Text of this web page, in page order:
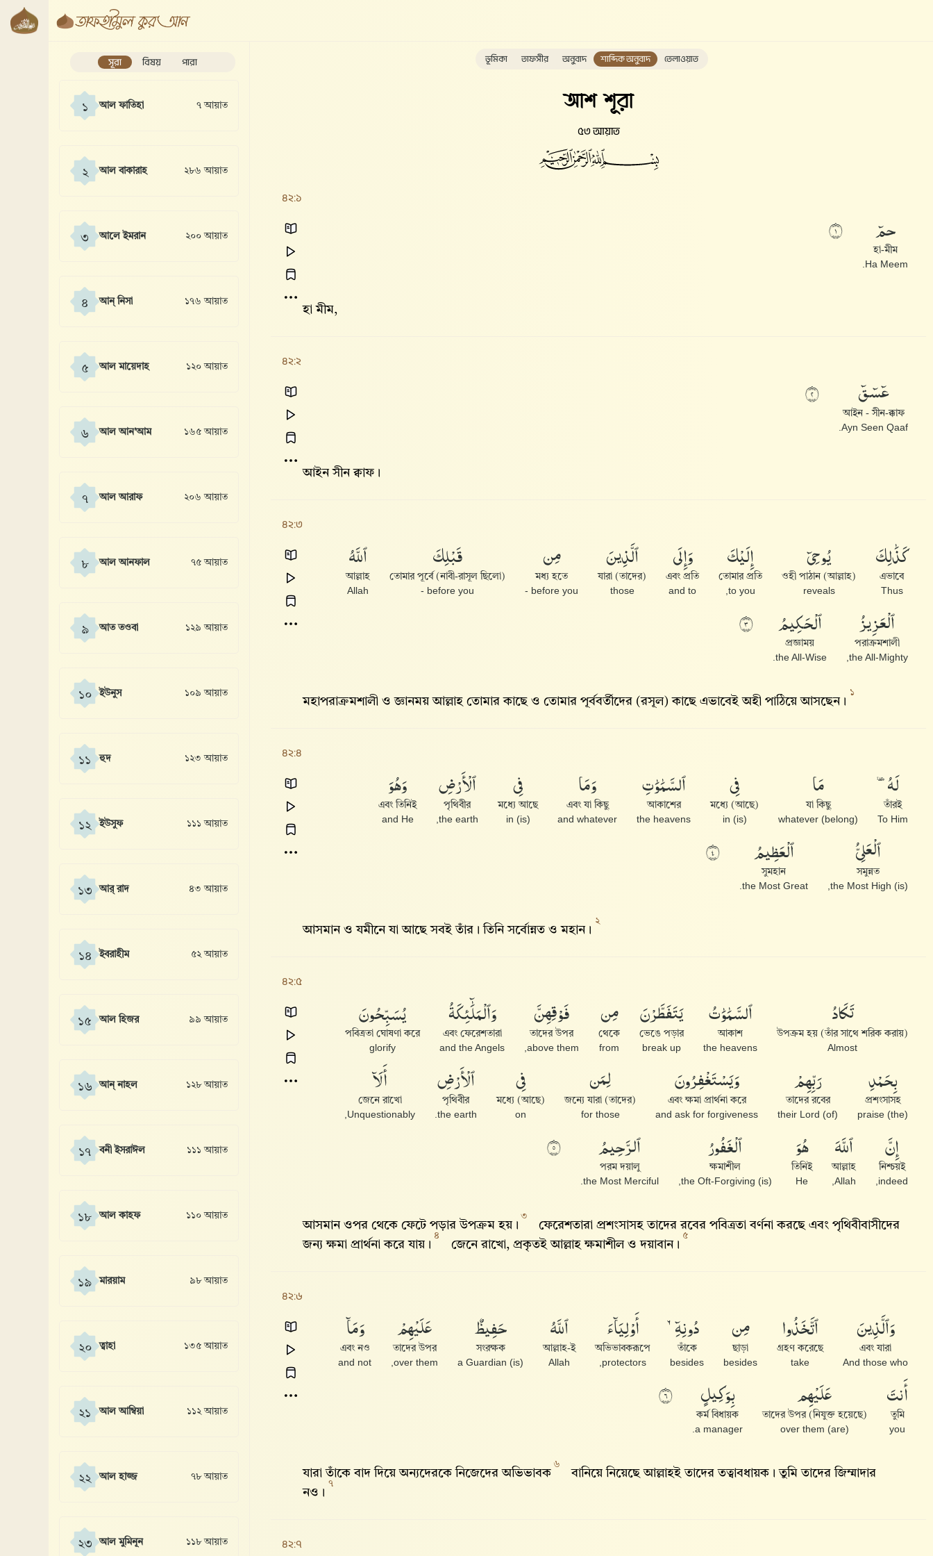
সূরা বিষয় পারা
১ আল ফাতিহা ৭ আয়াত
২ আল বাকারাহ ২৮৬ আয়াত
৩ আলে ইমরান ২০০ আয়াত
৪ আন্ নিসা ১৭৬ আয়াত
৫ আল মায়েদাহ ১২০ আয়াত
৬ আল আন'আম ১৬৫ আয়াত
৭ আল আরাফ ২০৬ আয়াত
৮ আল আনফাল ৭৫ আয়াত
৯ আত তওবা ১২৯ আয়াত
১০ ইউনুস ১০৯ আয়াত
১১ হুদ ১২৩ আয়াত
১২ ইউসুফ ১১১ আয়াত
১৩ আর্ রাদ ৪৩ আয়াত
১৪ ইবরাহীম ৫২ আয়াত
১৫ আল হিজর ৯৯ আয়াত
১৬ আন্ নাহল ১২৮ আয়াত
১৭ বনী ইসরাঈল ১১১ আয়াত
১৮ আল কাহফ ১১০ আয়াত
১৯ মারয়াম ৯৮ আয়াত
২০ ত্বাহা ১৩৫ আয়াত
২১ আল আম্বিয়া ১১২ আয়াত
২২ আল হাজ্জ ৭৮ আয়াত
২৩ আল মুমিনূন ১১৮ আয়াত
ভূমিকা তাফসীর অনুবাদ শাব্দিক অনুবাদ তেলাওয়াত
আশ শূরা
৫৩ আয়াত
৪২:১
حمٓ
হা-মীম
Ha Meem.
١
হা মীম,
৪২:২
عٓسٓقٓ
আইন - সীন-ক্কাফ
Ayn Seen Qaaf.
٢
আইন সীন ক্বাফ।
৪২:৩
كَذَٰلِكَ
এভাবে
Thus
يُوحِىٓ
ওহী পাঠান (আল্লাহ)
reveals
إِلَيْكَ
তোমার প্রতি
to you,
وَإِلَى
এবং প্রতি
and to
ٱلَّذِينَ
(তাদের) যারা
those
مِن
মধ্য হতে
before you -
قَبْلِكَ
তোমার পূর্বে (নাবী-রাসূল ছিলো)
before you -
ٱللَّهُ
আল্লাহ
Allah
ٱلْعَزِيزُ
পরাক্রমশালী
the All-Mighty,
ٱلْحَكِيمُ
প্রজ্ঞাময়
the All-Wise.
٣
মহাপরাক্রমশালী ও জ্ঞানময় আল্লাহ‌ তোমার কাছে ও তোমার পূর্ববর্তীদের (রসূল) কাছে এভাবেই অহী পাঠিয়ে আসছেন।
১
৪২:৪
لَهُۥ
তাঁরই
To Him
مَا
যা কিছু
(belong) whatever
فِى
মধ্যে (আছে)
(is) in
ٱلسَّمَٰوَٰتِ
আকাশের
the heavens
وَمَا
এবং যা কিছু
and whatever
فِى
মধ্যে আছে
(is) in
ٱلْأَرْضِ
পৃথিবীর
the earth,
وَهُوَ
এবং তিনিই
and He
ٱلْعَلِىُّ
সমুন্নত
(is) the Most High,
ٱلْعَظِيمُ
সুমহান
the Most Great.
٤
আসমান ও যমীনে যা আছে সবই তাঁর। তিনি সর্বোন্নত ও মহান।
২
৪২:৫
تَكَادُ
(তাঁর সাথে শরিক করায়) উপক্রম হয়
Almost
ٱلسَّمَٰوَٰتُ
আকাশ
the heavens
يَتَفَطَّرْنَ
ভেঙে পড়ার
break up
مِن
থেকে
from
فَوْقِهِنَّ
তাদের উপর
above them,
وَٱلْمَلَٰٓئِكَةُ
এবং ফেরেশতারা
and the Angels
يُسَبِّحُونَ
পবিত্রতা ঘোষণা করে
glorify
بِحَمْدِ
প্রশংসাসহ
(the) praise
رَبِّهِمْ
তাদের রবের
(of) their Lord
وَيَسْتَغْفِرُونَ
এবং ক্ষমা প্রার্থনা করে
and ask for forgiveness
لِمَن
(তাদের) জন্যে যারা
for those
فِى
মধ্যে (আছে)
on
ٱلْأَرْضِ
পৃথিবীর
the earth.
أَلَآ
জেনে রাখো
Unquestionably,
إِنَّ
নিশ্চয়ই
indeed,
ٱللَّهَ
আল্লাহ
Allah,
هُوَ
তিনিই
He
ٱلْغَفُورُ
ক্ষমাশীল
(is) the Oft-Forgiving,
ٱلرَّحِيمُ
পরম দয়ালু
the Most Merciful.
٥
আসমান ওপর থেকে ফেটে পড়ার উপক্রম হয়।
৩
ফেরেশতারা প্রশংসাসহ তাদের রবের পবিত্রতা বর্ণনা করছে এবং পৃথিবীবাসীদের
জন্য ক্ষমা প্রার্থনা করে যায়।
৪
জেনে রাখো, প্রকৃতই আল্লাহ‌ ক্ষমাশীল ও দয়াবান।
৫
৪২:৬
وَٱلَّذِينَ
এবং যারা
And those who
ٱتَّخَذُوا۟
গ্রহণ করেছে
take
مِن
ছাড়া
besides
دُونِهِۦٓ
তাঁকে
besides
أَوْلِيَآءَ
অভিভাবকরূপে
protectors,
ٱللَّهُ
আল্লাহ-ই
Allah
حَفِيظٌ
সংরক্ষক
(is) a Guardian
عَلَيْهِمْ
তাদের উপর
over them,
وَمَآ
এবং নও
and not
أَنتَ
তুমি
you
عَلَيْهِم
তাদের উপর (নিযুক্ত হয়েছে)
(are) over them
بِوَكِيلٍ
কর্ম বিধায়ক
a manager.
٦
যারা তাঁকে বাদ দিয়ে অন্যদেরকে নিজেদের অভিভাবক
৬
বানিয়ে নিয়েছে আল্লাহই তাদের তত্বাবধায়ক। তুমি তাদের জিম্মাদার
নও।
৭
৪২:৭